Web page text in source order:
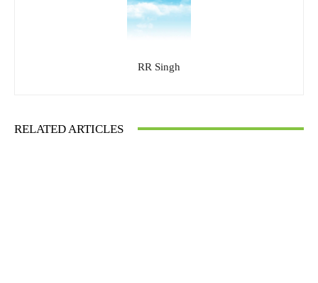
RR Singh
RELATED ARTICLES